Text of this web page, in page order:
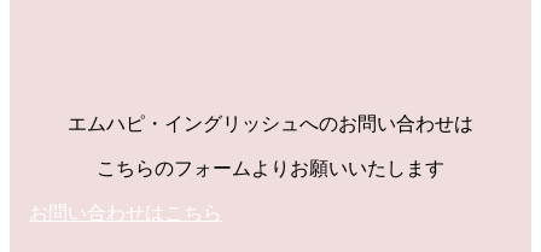
エムハピ・イングリッシュへのお問い合わせは
こちらのフォームよりお願いいたします
お問い合わせはこちら